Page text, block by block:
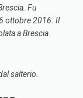
Fu
ottobre 2016. Il
a Brescia.
salterio.